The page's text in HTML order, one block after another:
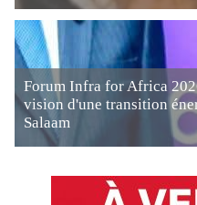
Forum Infra for Africa
vision d'une transition
Salaam